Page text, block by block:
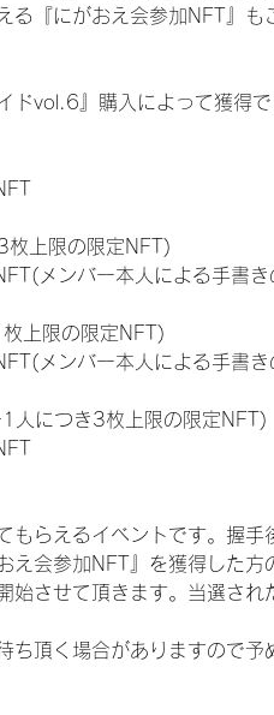
る『にがおえ会参加NFT』
ドvol.6』購入によって獲得
枚上限の限定NFT)
メンバー本人による手書き
上限の限定NFT)
メンバー本人による手書き
人につき3枚上限の限定NFT)
もらえるイベントです。握
え会参加NFT』を獲得した
始させて頂きます。当選さ
頂く場合がありますので予